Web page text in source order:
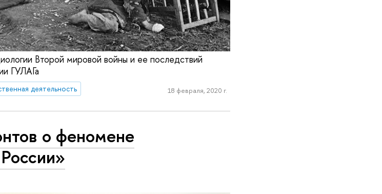
Второй мировой войны и ее последствий
ГУЛАГа
деятельность 18 февраля, 2020 г.
о феномене